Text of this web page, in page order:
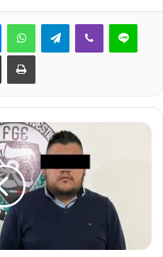
MessengerWhatsAppTelegramViber Line
Share via Email Print